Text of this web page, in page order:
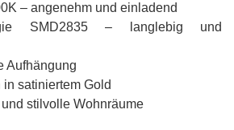
– angenehm und einladend
SMD2835 – langlebig und
Aufhängung
satiniertem Gold
stilvolle Wohnräume